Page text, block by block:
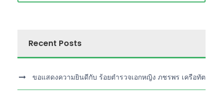
Recent Posts
ขอแสดงความยินดีกับ ร้อยตำรวจเอกหญิง ภชรพร เครือทัต